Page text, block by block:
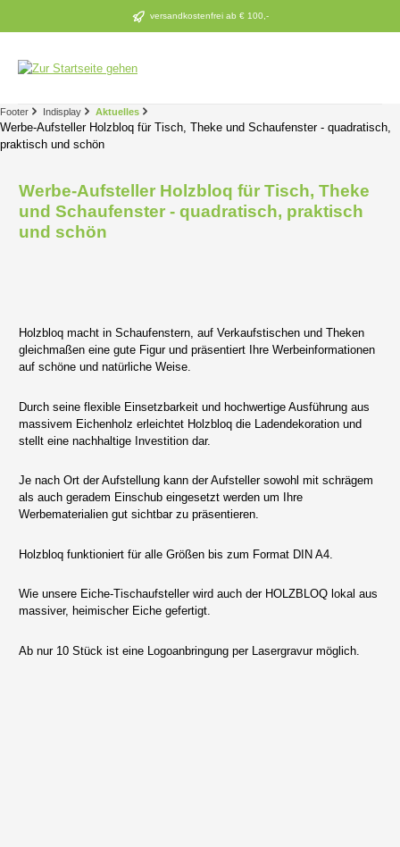
Zum Hauptinhalt springen versandkostenfrei ab € 100,-
Footer Indisplay Aktuelles
Werbe-Aufsteller Holzbloq für Tisch, Theke und Schaufenster - quadratisch,
praktisch und schön
Werbe-Aufsteller Holzbloq für Tisch, Theke
und Schaufenster - quadratisch, praktisch
und schön
Holzbloq macht in Schaufenstern, auf Verkaufstischen und Theken
gleichmaßen eine gute Figur und präsentiert Ihre Werbeinformationen
auf schöne und natürliche Weise.
Durch seine flexible Einsetzbarkeit und hochwertige Ausführung aus
massivem Eichenholz erleichtet Holzbloq die Ladendekoration und
stellt eine nachhaltige Investition dar.
Je nach Ort der Aufstellung kann der Aufsteller sowohl mit schrägem
als auch geradem Einschub eingesetzt werden um Ihre
Werbematerialien gut sichtbar zu präsentieren.
Holzbloq funktioniert für alle Größen bis zum Format DIN A4.
Wie unsere Eiche-Tischaufsteller wird auch der HOLZBLOQ lokal aus
massiver, heimischer Eiche gefertigt.
Ab nur 10 Stück ist eine Logoanbringung per Lasergravur möglich.